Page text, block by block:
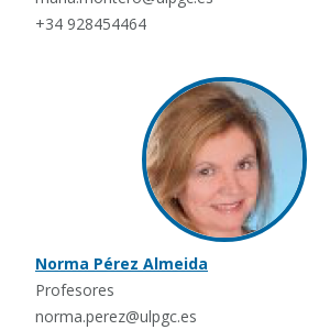
+34 928454464
Norma Pérez Almeida
Profesores
norma.perez@ulpgc.es